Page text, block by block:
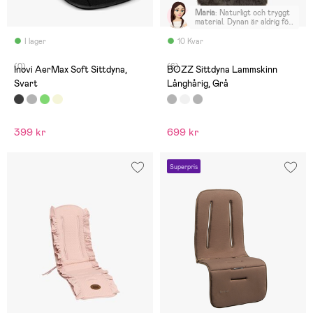
I lager
(0)
Inovi AerMax Soft Sittdyna,
Svart
399 kr
10 Kvar
Maria: Naturligt och tryggt
material. Dynan är aldrig för
fin och omtyckt.
(6)
BOZZ Sittdyna Lammskinn
Långhårig, Grå
699 kr
Superpris